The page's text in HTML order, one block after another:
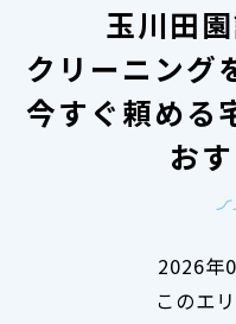
玉川田
クリーニング
今すぐ頼める
お
2026年
このエ